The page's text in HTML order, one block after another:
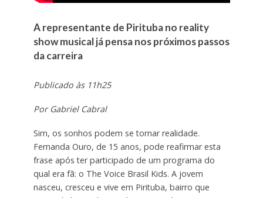
A representante de Pirituba no reality
show musical já pensa nos próximos passos
da carreira
Publicado às 11h25
Por Gabriel Cabral
Sim, os sonhos podem se tornar realidade.
Fernanda Ouro, de 15 anos, pode reafirmar esta
frase após ter participado de um programa do
qual era fã: o The Voice Brasil Kids. A jovem
nasceu, cresceu e vive em Pirituba, bairro que